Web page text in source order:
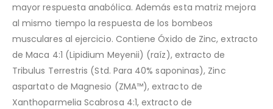
mayor respuesta anabólica. Además esta matriz mejora
al mismo tiempo la respuesta de los bombeos
musculares al ejercicio. Contiene Óxido de Zinc, extracto
de Maca 4:1 (Lipidium Meyenii) (raíz), extracto de
Tribulus Terrestris (Std. Para 40% saponinas), Zinc
aspartato de Magnesio (ZMA™), extracto de
Xanthoparmelia Scabrosa 4:1, extracto de